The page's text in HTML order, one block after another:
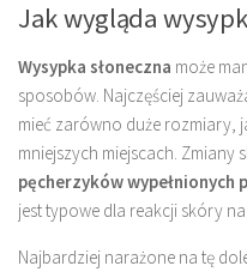
Jak wygląda
Wysypka słoneczna może
sposobów. Najczęściej
mieć zarówno duże rozmiary,
mniejszych miejscach. Zmiany
pęcherzyków wypełnionych
jest typowe dla reakcji skóry
Najbardziej narażone na tę